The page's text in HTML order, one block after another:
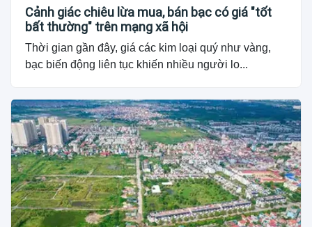
Cảnh giác chiêu lừa mua, bán bạc có giá "tốt
bất thường" trên mạng xã hội
Thời gian gần đây, giá các kim loại quý như vàng,
bạc biến động liên tục khiến nhiều người lo...